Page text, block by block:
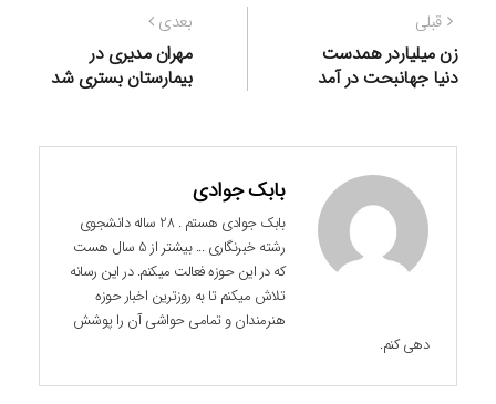
راهبری
نوشته
قبلی
قبلی:
زن میلیاردر همدست
دنیا جهانبحت در آمد
بعدی
بعدی:
مهران مدیری در
بیمارستان بستری شد
بابک جوادی
بابک جوادی هستم . 28 ساله دانشجوی
رشته خبرنگاری ... بیشتر از 5 سال هست
که در این حوزه فعالت میکنم. در این رسانه
تلاش میکنم تا به روزترین اخبار حوزه
هنرمندان و تمامی حواشی آن را پوشش
دهی کنم.